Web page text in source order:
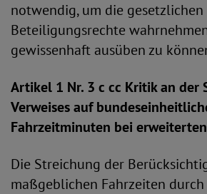
notwendig, um die gesetzlichen
Beteiligungsrechte
gewissenhaft ausüben zu
Artikel 1 Nr. 3 c cc Kritik an der
Verweises auf
Fahrzeitminuten bei
Die Streichung der
maßgeblichen Fahrzeiten